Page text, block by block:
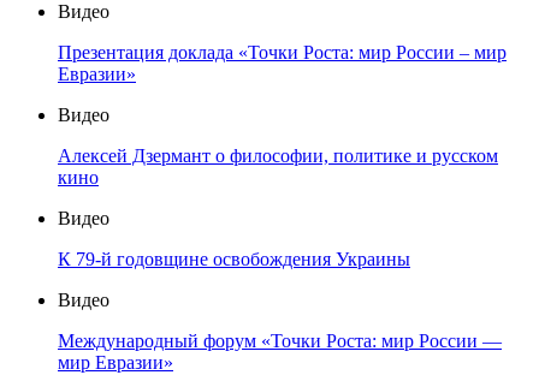
Видео
Презентация доклада «Точки Роста: мир России – мир
Евразии»
Видео
Алексей Дзермант о философии, политике и русском
кино
Видео
К 79-й годовщине освобождения Украины
Видео
Международный форум «Точки Роста: мир России —
мир Евразии»